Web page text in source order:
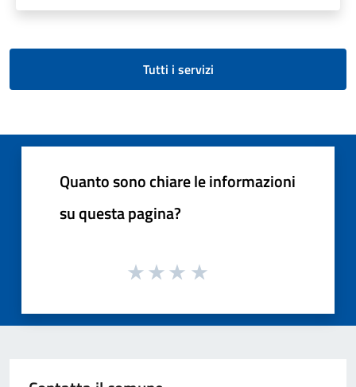
Tutti i servizi
Quanto sono chiare le informazioni
su questa pagina?